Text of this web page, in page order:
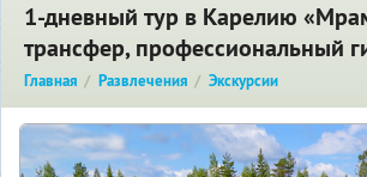
1-дневный тур в Карелию
трансфер, профессиональный
Главная Развлечения Экскурсии